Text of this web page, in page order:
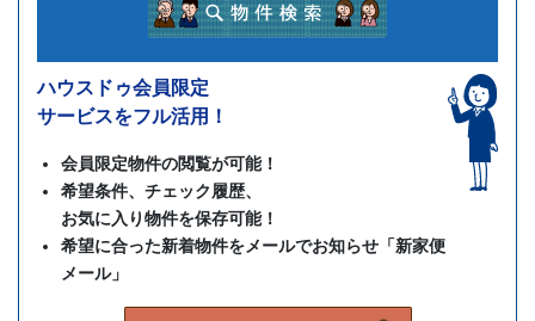
ハウスドゥ会員限定
サービスをフル活用！
会員限定物件の閲覧が可能！
希望条件、チェック履歴、
お気に入り物件を保存可能！
希望に合った新着物件をメールでお知らせ「新家便
メール」